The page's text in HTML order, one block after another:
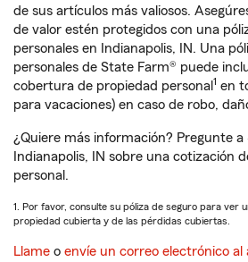
de sus artículos más valiosos.
de valor estén protegidos con una
personales en Indianapolis, IN. Una
personales de State Farm® puede
cobertura de propiedad personal 1 en
para vacaciones) en caso de robo,
¿Quiere más información? Pregunte a
Indianapolis, IN sobre una cotización
personal.
1. Por favor, consulte su póliza de seguro para ver
propiedad cubierta y de las pérdidas cubiertas.
Llame o envíe un correo electrónico al